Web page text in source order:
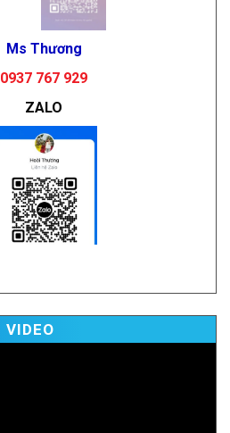
Ms Thương
0937 767 929
ZALO
VIDEO